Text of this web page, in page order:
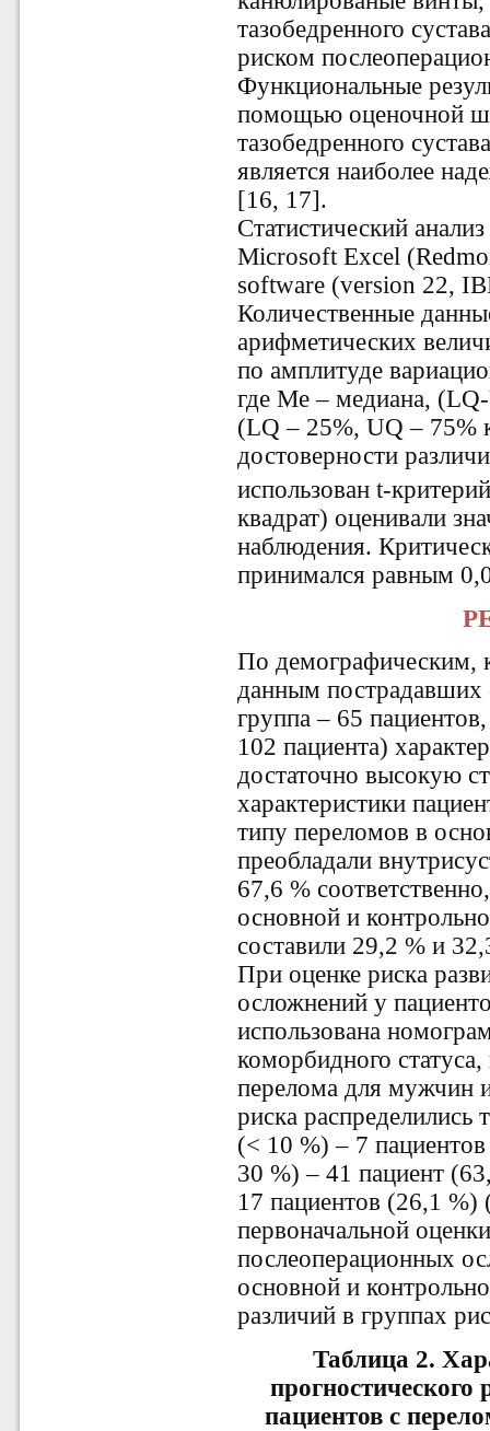
тазобедренного
риском
Функциональные
помощью оценочной
тазобедренного
является наиболее
[16, 17].
Статистический
Microsoft Excel
software (version 22,
Количественные
арифметических
по амплитуде
где Ме – медиана,
(LQ – 25%, UQ – 75%
достоверности
использован t-
квадрат) оценивали
наблюдения.
принимался равным
По демографическим,
данным
группа – 65
102 пациента)
достаточно высокую
характеристики
типу переломов в
преобладали
67,6 %
основной и
составили 29,2 % и
При оценке риска
осложнений у
использована
коморбидного
перелома для мужчин
риска распределились
(< 10 %) – 7
30 %) – 41 пациент
17 пациентов (26,1 %)
первоначальной
послеоперационных
основной и
различий в группах
Таблица 2.
прогностического
пациентов с